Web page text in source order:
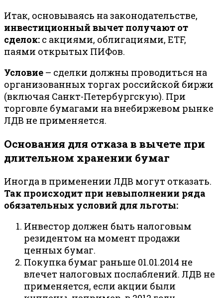
Итак, основываясь на законодательстве,
инвестиционный вычет получают от
сделок: с акциями, облигациями, ETF,
паями открытых ПИФов.
Условие – сделки должны проводиться на
организованных торгах российской биржи
(включая Санкт-Петербургскую). При
торговле бумагами на внебиржевом рынке
ЛДВ не применяется.
Основания для отказа в вычете при
длительном хранении бумаг
Иногда в применении ЛДВ могут отказать.
Так происходит при невыполнении ряда
обязательных условий для льготы:
Инвестор должен быть налоговым
резидентом на момент продажи
ценных бумаг.
Покупка бумаг раньше 01.01.2014 не
влечет налоговых послаблений. ЛДВ не
применяется, если акции были